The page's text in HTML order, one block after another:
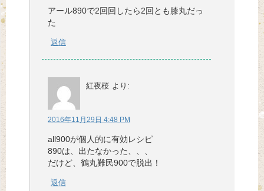
アール890で2回回したら2回とも膝丸だっ
た
返信
紅夜桜 より:
2016年11月29日 4:48 PM
all900が個人的に有効レシピ
890は、出たなかった、、、
だけど、鶴丸難民900で脱出！
返信